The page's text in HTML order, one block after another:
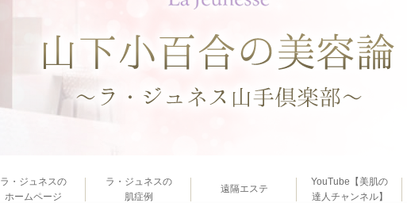
ラ・ジュネスの
ホームページ
ラ・ジュネスの
肌症例
遠隔エステ
YouTube【美肌の
達人チャンネル】